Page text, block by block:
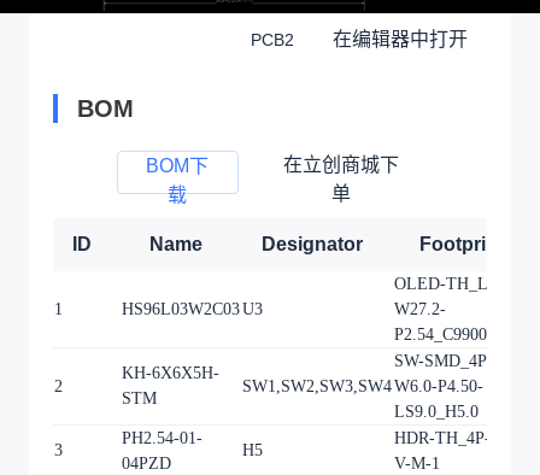
PCB2 在编辑器中打开
BOM
BOM下
载
在立创商城下
单
ID Name Designator Footprint
1 HS96L03W2C03U3
OLED-TH_L27.8-
W27.2-
P2.54_C9900033791
2
KH-6X6X5H-
STM
SW1,SW2,SW3,SW4
SW-SMD_4P-L6.0-
W6.0-P4.50-
LS9.0_H5.0
3
PH2.54-01-
04PZD
H5
HDR-TH_4P-P2.54-
V-M-1